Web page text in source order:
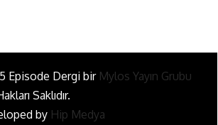
Episode Dergi bir Mylos Yayın Grubu
Saklıdır.
by Hip Medya